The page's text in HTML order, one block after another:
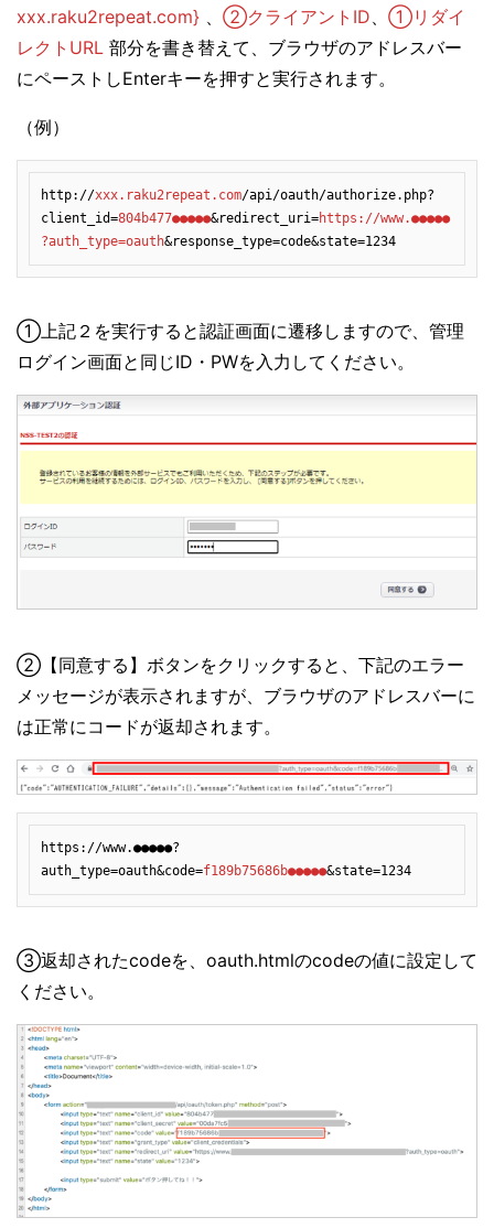
xxx.raku2repeat.com} 、 ②クライアントID、 ①リダイ
レクトURL 部分を書き替えて、ブラウザのアドレスバー
にペーストしEnterキーを押すと実行されます。
（例）
http://xxx.raku2repeat.com/api/oauth/authorize.php?
client_id=804b477●●●●●&redirect_uri=https://www.●●●●●
?auth_type=oauth&response_type=code&state=1234
①上記２を実行すると認証画面に遷移しますので、管理
ログイン画面と同じID・PWを入力してください。
②【同意する】ボタンをクリックすると、下記のエラー
メッセージが表示されますが、ブラウザのアドレスバーに
は正常にコードが返却されます。
https://www.●●●●●?
auth_type=oauth&code=f189b75686b●●●●●&state=1234
③返却されたcodeを、oauth.htmlのcodeの値に設定して
ください。